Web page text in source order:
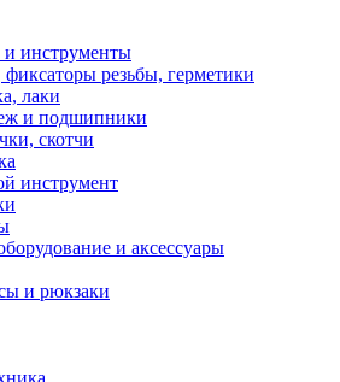
инструменты
резьбы, герметики
лаки
и подшипники
скотчи
инструмент
и аксессуары
и рюкзаки